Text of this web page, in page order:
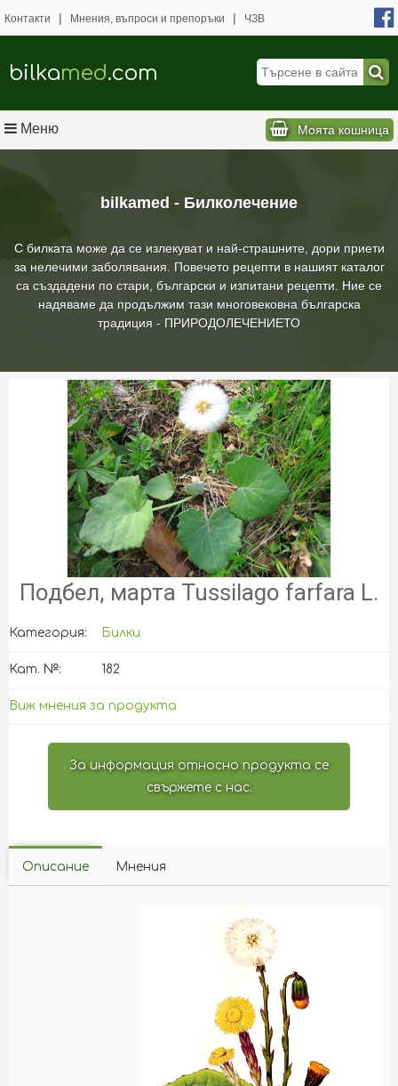
bilkamed - Билколечение
С билката може да се излекуват и най-страшните, дори приети
за нелечими заболявания. Повечето рецепти в нашият каталог
са създадени по стари, български и изпитани рецепти. Ние се
надяваме да продължим тази многовековна българска
традиция - ПРИРОДОЛЕЧЕНИЕТО
Контакти | Мнения, въпроси и препоръки | ЧЗВ
bilkamed.com
Меню Моята кошница
Подбел, марта Tussilago farfara L.
Категория: Билки
Кат. №: 182
Виж мнения за продукта
За информация относно продукта се
свържете с нас.
Описание Мнения